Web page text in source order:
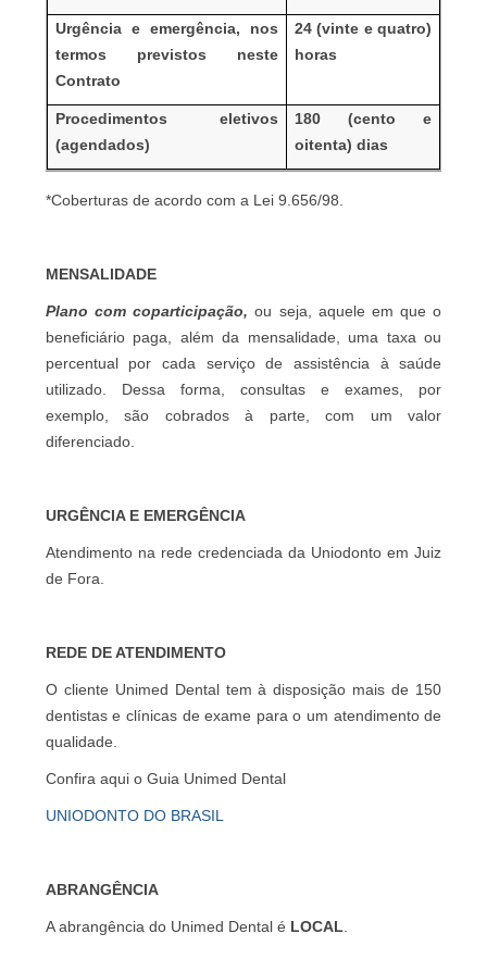
Urgência e emergência, nos
termos previstos neste
Contrato
24 (vinte e quatro)
horas
Procedimentos eletivos
(agendados)
180 (cento e
oitenta) dias
*Coberturas de acordo com a Lei 9.656/98.
MENSALIDADE
Plano com coparticipação,ou seja, aquele em que o
beneficiário paga, além da mensalidade, uma taxa ou
percentual por cada serviço de assistência à saúde
utilizado. Dessa forma, consultas e exames, por
exemplo, são cobrados à parte, com um valor
diferenciado.
URGÊNCIA E EMERGÊNCIA
Atendimento na rede credenciada da Uniodonto em Juiz
de Fora.
REDE DE ATENDIMENTO
O cliente Unimed Dental tem à disposição mais de 150
dentistas e clínicas de exame para o um atendimento de
qualidade.
Confira aqui o Guia Unimed Dental
UNIODONTO DO BRASIL
ABRANGÊNCIA
A abrangência do Unimed Dental é LOCAL